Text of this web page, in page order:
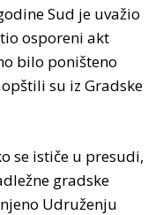
Sud je uvažio
osporeni akt
bilo poništeno
su iz Gradske
se ističe u presudi,
gradske
Udruženju